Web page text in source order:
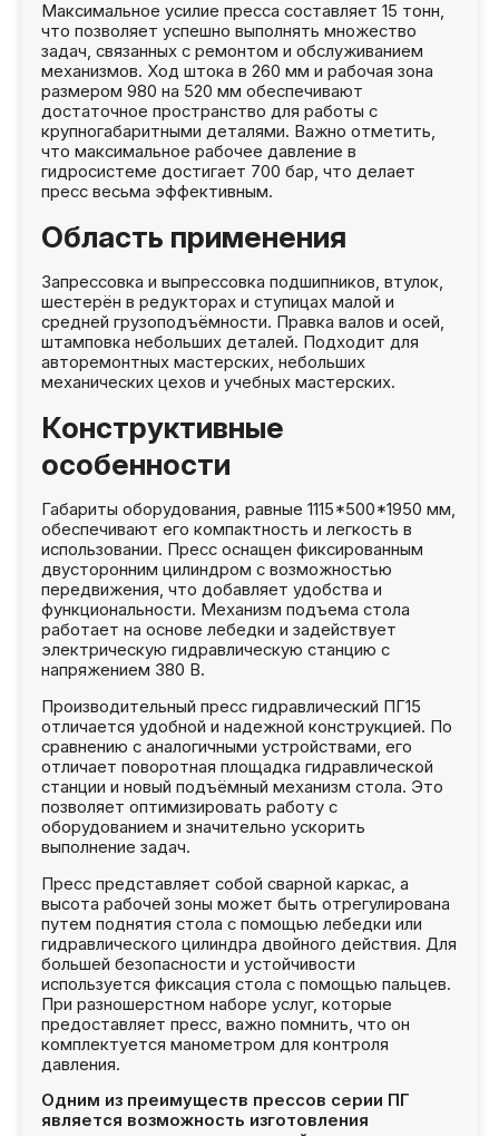
Максимальное усилие пресса составляет 15 тонн,
что позволяет успешно выполнять множество
задач, связанных с ремонтом и обслуживанием
механизмов. Ход штока в 260 мм и рабочая зона
размером 980 на 520 мм обеспечивают
достаточное пространство для работы с
крупногабаритными деталями. Важно отметить,
что максимальное рабочее давление в
гидросистеме достигает 700 бар, что делает
пресс весьма эффективным.
Область применения
Запрессовка и выпрессовка подшипников, втулок,
шестерён в редукторах и ступицах малой и
средней грузоподъёмности. Правка валов и осей,
штамповка небольших деталей. Подходит для
авторемонтных мастерских, небольших
механических цехов и учебных мастерских.
Конструктивные
особенности
Габариты оборудования, равные 1115*500*1950 мм,
обеспечивают его компактность и легкость в
использовании. Пресс оснащен фиксированным
двусторонним цилиндром с возможностью
передвижения, что добавляет удобства и
функциональности. Механизм подъема стола
работает на основе лебедки и задействует
электрическую гидравлическую станцию с
напряжением 380 В.
Производительный пресс гидравлический ПГ15
отличается удобной и надежной конструкцией. По
сравнению с аналогичными устройствами, его
отличает поворотная площадка гидравлической
станции и новый подъёмный механизм стола. Это
позволяет оптимизировать работу с
оборудованием и значительно ускорить
выполнение задач.
Пресс представляет собой сварной каркас, а
высота рабочей зоны может быть отрегулирована
путем поднятия стола с помощью лебедки или
гидравлического цилиндра двойного действия. Для
большей безопасности и устойчивости
используется фиксация стола с помощью пальцев.
При разношерстном наборе услуг, которые
предоставляет пресс, важно помнить, что он
комплектуется манометром для контроля
давления.
Одним из преимуществ прессов серии ПГ
является возможность изготовления